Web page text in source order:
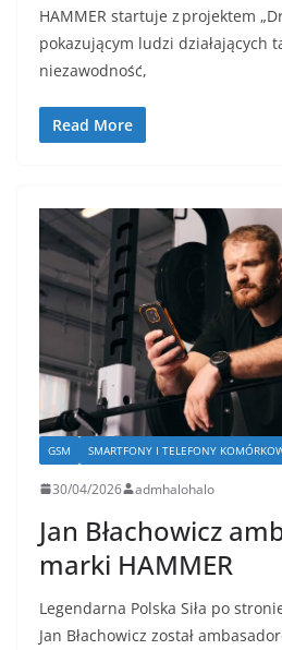
HAMMER startuje z projektem
pokazującym ludzi działających
niezawodność,
Read More
GSM SMARTFONY I TELEFONY
30/04/2026 admhalohalo
Jan Błachowicz
marki HAMMER
Legendarna Polska Siła po
Jan Błachowicz został